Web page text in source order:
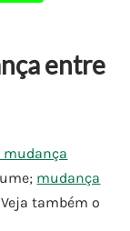
entre
mudança
mudança
também o